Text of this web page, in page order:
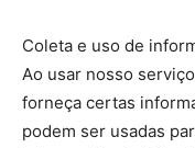
Coleta e uso de
Ao usar nosso
forneça certas
podem ser usadas